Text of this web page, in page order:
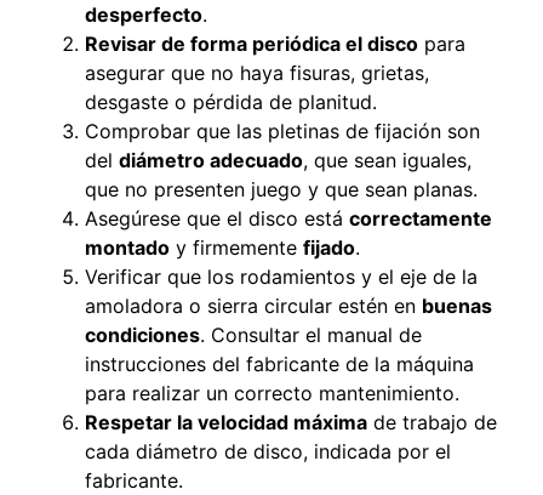
desperfecto.
Revisar de forma periódica el disco para
asegurar que no haya fisuras, grietas,
desgaste o pérdida de planitud.
Comprobar que las pletinas de fijación son
del diámetro adecuado, que sean iguales,
que no presenten juego y que sean planas.
Asegúrese que el disco está correctamente
montado y firmemente fijado.
Verificar que los rodamientos y el eje de la
amoladora o sierra circular estén en buenas
condiciones. Consultar el manual de
instrucciones del fabricante de la máquina
para realizar un correcto mantenimiento.
Respetar la velocidad máxima de trabajo de
cada diámetro de disco, indicada por el
fabricante.